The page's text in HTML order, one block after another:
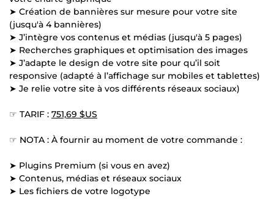
➤ Création de bannières sur mesure pour votre site
(jusqu'à 4 bannières)
➤ J’intègre vos contenus et médias (jusqu'à 5 pages)
➤ Recherches graphiques et optimisation des images
➤ J’adapte le design de votre site pour qu’il soit
responsive (adapté à l’affichage sur mobiles et tablettes)
➤ Je relie votre site à vos différents réseaux sociaux)
☞ TARIF : 751,69 $US
☞ NOTA : À fournir au moment de votre commande :
➤ Plugins Premium (si vous en avez)
➤ Contenus, médias et réseaux sociaux
➤ Les fichiers de votre logotype